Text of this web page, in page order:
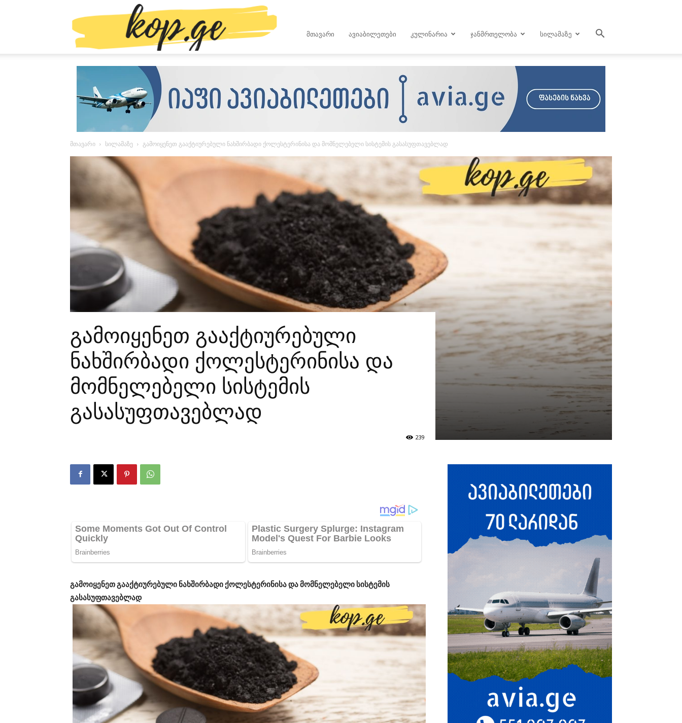
kop.ge
ᲛᲗᲐᲕᲐᲠᲘ ᲐᲕᲘᲐᲑᲘᲚᲔᲗᲔᲑᲘ ᲙᲣᲚᲘᲜᲐᲠᲘᲐ ᲯᲐᲜᲛᲠᲗᲔᲚᲝᲑᲐ ᲡᲘᲚᲐᲛᲐᲖᲔ
მთავარი სილამაზე გამოიყენეთ გააქტიურებული ნახშირბადი ქოლესტერინისა და მომნელებელი სისტემის გასასუფთავებლად
გამოიყენეთ გააქტიურებული
ნახშირბადი ქოლესტერინისა და
მომნელებელი სისტემის
გასასუფთავებლად
239
გამოიყენეთ გააქტიურებული ნახშირბადი ქოლესტერინისა და მომნელებელი სისტემის
გასასუფთავებლად